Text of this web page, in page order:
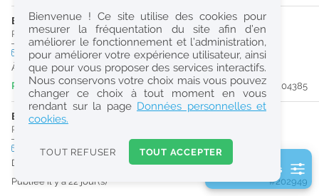
Réinitialiser
2
0
k
Consulter les offres de la France d'outre-mer
ETUDIANT EN PHARMACIE (H/F)
Pharmacie d'Officine|27300Bernay
CDI temps partiel
À partir du 30/08/26
Publiée il y a 18 heure(s)
#204385
ETUDIANT EN PHARMACIE (H/F)
Pharmacie d'Officine
CDDtemps partiel
Du 31/08/26 au 29/06/28
Publiée il y a 22 jour(s)
#202949
2 filtre(s) actifs
Bienvenue ! Ce site utilise des cookies pour
mesurer la fréquentation du site afin d’en
améliorer le fonctionnement et l’administration,
pour améliorer votre expérience utilisateur, ainsi
que pour vous proposer des services interactifs.
Nous conservons votre choix mais vous pouvez
changer ce choix à tout moment en vous
rendant sur la page Données personnelles et
cookies.
TOUT REFUSER TOUT ACCEPTER